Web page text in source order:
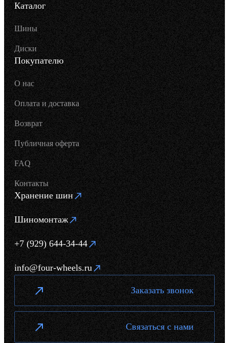
Каталог
Шины
Диски
Покупателю
О нас
Оплата и доставка
Возврат
Публичная оферта
FAQ
Контакты
Хранение шин
Шиномонтаж
+7 (929) 644-34-44
info@four-wheels.ru
Заказать звонок
Связаться с нами